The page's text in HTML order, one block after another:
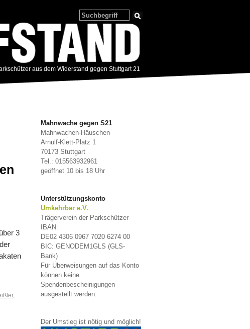
aus dem Widerstand gegen Stuttgart 21
3
,
Mahnwache gegen S21
Mahnwachen-Häuschen
Arnulf-Klett-Platz 1
70173 Stuttgart
Tel.: 015563932961
geöffnet 10 bis 18 Uhr
Unterstützungskonto
Umkehrbar e.V.
Trägerverein der Parkschützer
IBAN:
DE02 4306 0967 7020 6274 00
BIC: GENODEM1GLS (GLS-
Bank)
Für Überweisungen auf das Konto
können keine
Spendenbescheinigungen
ausgestellt werden.
Der Umstieg ist nötig und möglich!